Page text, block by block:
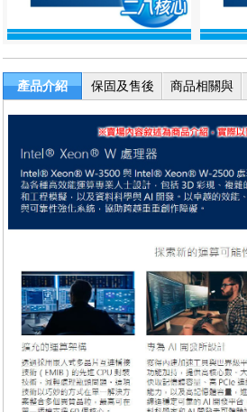
產品介紹
保固及售後
服務
商品相關與
退換貨